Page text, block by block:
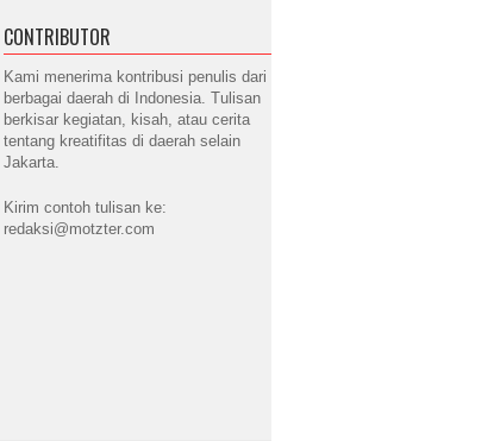
CONTRIBUTOR
Kami menerima kontribusi penulis dari
berbagai daerah di Indonesia. Tulisan
berkisar kegiatan, kisah, atau cerita
tentang kreatifitas di daerah selain
Jakarta.
Kirim contoh tulisan ke:
redaksi@motzter.com